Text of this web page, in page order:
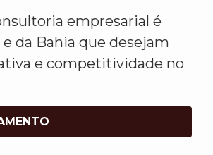
empresarial é
da Bahia que desejam
e competitividade no